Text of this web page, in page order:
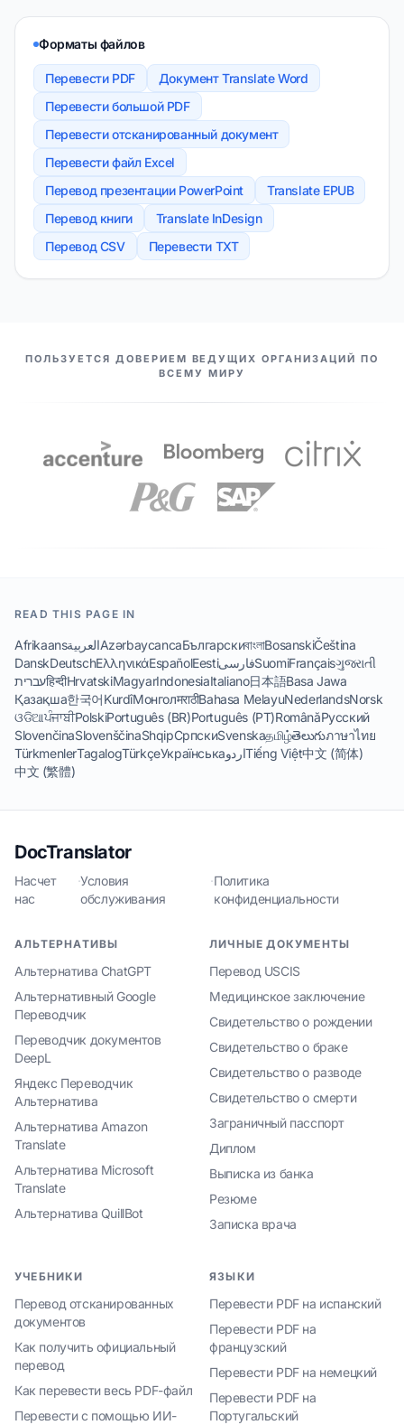
Форматы файлов
Перевести PDF
Документ Translate Word
Перевести большой PDF
Перевести отсканированный документ
Перевести файл Excel
Перевод презентации PowerPoint
Translate EPUB
Перевод книги
Translate InDesign
Перевод CSV
Перевести TXT
НАШИ ПАРТНЕРЫ
ПОЛЬЗУЕТСЯ ДОВЕРИЕМ ВЕДУЩИХ ОРГАНИЗАЦИЙ ПО
ВСЕМУ МИРУ
READ THIS PAGE IN
AfrikaansالعربيةAzərbaycancaБългарскиবাংলাBosanskiČeština
DanskDeutschΕλληνικάEspañolEestiفارسیSuomiFrançaisગુજરાતી
עבריתहिन्दीHrvatskiMagyarIndonesiaItaliano日本語Basa Jawa
Қазақша한국어KurdîМонголमराठीBahasa MelayuNederlandsNorsk
ଓଡିଆਪੰਜਾਬੀPolskiPortuguês (BR)Português (PT)RomânăРусский
SlovenčinaSlovenščinaShqipСрпскиSvenskaதமிழ்తెలుగుภาษาไทย
TürkmenlerTagalogTürkçeУкраїнськаاردوTiếng Việt中文 (简体)
中文 (繁體)
DocTranslator
Насчет
нас
·Условия
обслуживания
·Политика
конфиденциальности
АЛЬТЕРНАТИВЫ
Альтернатива ChatGPT
Альтернативный Google
Переводчик
Переводчик документов
DeepL
Яндекс Переводчик
Альтернатива
Альтернатива Amazon
Translate
Альтернатива Microsoft
Translate
Альтернатива QuillBot
ЛИЧНЫЕ ДОКУМЕНТЫ
Перевод USCIS
Медицинское заключение
Свидетельство о рождении
Свидетельство о браке
Свидетельство о разводе
Свидетельство о смерти
Заграничный пасспорт
Диплом
Выписка из банка
Резюме
Записка врача
УЧЕБНИКИ
Перевод отсканированных
документов
Как получить официальный
перевод
Как перевести весь PDF-файл
Перевести с помощью ИИ-
ЯЗЫКИ
Перевести PDF на испанский
Перевести PDF на
французский
Перевести PDF на немецкий
Перевести PDF на
Португальский